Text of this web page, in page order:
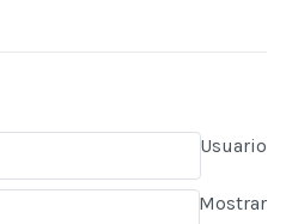
Usuario
Mostrar